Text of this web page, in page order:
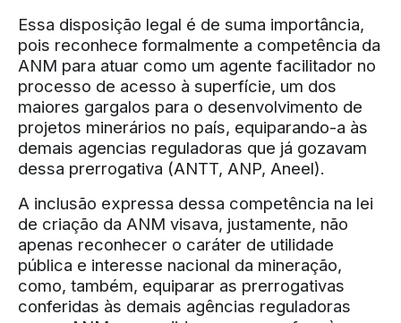
Essa disposição legal é de suma importância,
pois reconhece formalmente a competência da
ANM para atuar como um agente facilitador no
processo de acesso à superfície, um dos
maiores gargalos para o desenvolvimento de
projetos minerários no país, equiparando-a às
demais agencias reguladoras que já gozavam
dessa prerrogativa (ANTT, ANP, Aneel).
A inclusão expressa dessa competência na lei
de criação da ANM visava, justamente, não
apenas reconhecer o caráter de utilidade
pública e interesse nacional da mineração,
como, também, equiparar as prerrogativas
conferidas às demais agências reguladoras